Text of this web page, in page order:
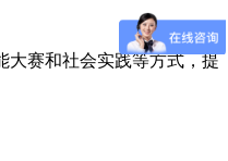
大赛和社会实践等方式，提